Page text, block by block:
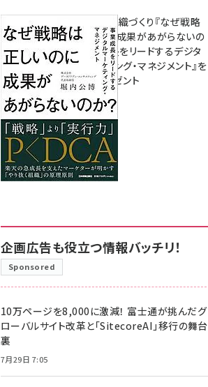
成果を生む組織づくり『なぜ戦略
は正しいのに成果があがらないの
か？ 事業成長をリードするデジタ
ルマーケティング・マネジメント』を
3名様にプレゼント
8月7日 10:00
企画広告も役立つ情報バッチリ！
Sponsored
10万ページを8,000に激減！ 富士通が挑んだグ
ローバルサイト改革と「SitecoreAI」移行の舞台
裏
7月29日 7:05